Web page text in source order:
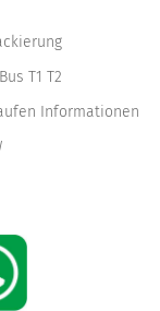
T1 T2
Informationen